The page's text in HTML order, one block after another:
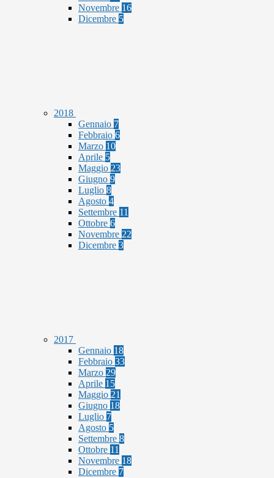
Novembre 16
Dicembre 5
2018
Gennaio 7
Febbraio 6
Marzo 10
Aprile 5
Maggio 23
Giugno 9
Luglio 8
Agosto 4
Settembre 11
Ottobre 6
Novembre 22
Dicembre 3
2017
Gennaio 18
Febbraio 33
Marzo 29
Aprile 15
Maggio 21
Giugno 18
Luglio 7
Agosto 5
Settembre 8
Ottobre 11
Novembre 18
Dicembre 7